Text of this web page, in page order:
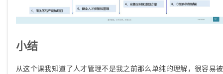
小结
从这个课我知道了人才管理不是我之前那么单纯的理解，很容易被